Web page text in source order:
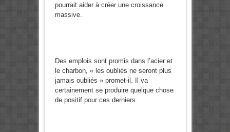
pourrait aider à créer une croissance
massive.
Des emplois sont promis dans l’acier et
le charbon, « les oubliés ne seront plus
jamais oubliés » promet-il. Il va
certainement se produire quelque chose
de positif pour ces derniers.